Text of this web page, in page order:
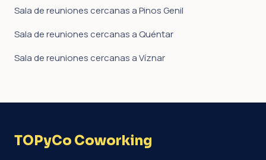
Sala de reuniones cercanas a Pinos Genil
Sala de reuniones cercanas a Quéntar
Sala de reuniones cercanas a Víznar
TOPyCo Coworking